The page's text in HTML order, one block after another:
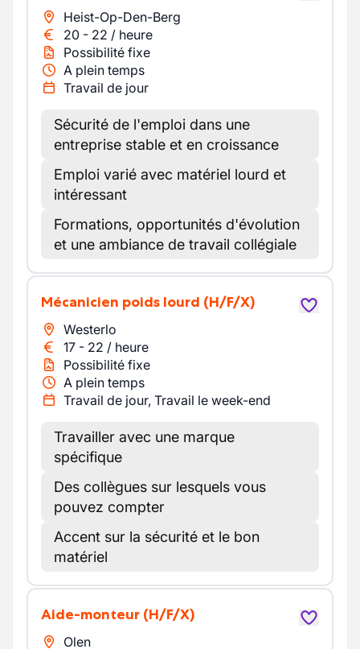
Heist-Op-Den-Berg
20 - 22 / heure
Possibilité fixe
A plein temps
Travail de jour
Sécurité de l'emploi dans une
entreprise stable et en croissance
Emploi varié avec matériel lourd et
intéressant
Formations, opportunités d'évolution
et une ambiance de travail collégiale
Mécanicien poids lourd (H/F/X)
Westerlo
17 - 22 / heure
Possibilité fixe
A plein temps
Travail de jour, Travail le week-end
Travailler avec une marque
spécifique
Des collègues sur lesquels vous
pouvez compter
Accent sur la sécurité et le bon
matériel
Aide-monteur (H/F/X)
Olen